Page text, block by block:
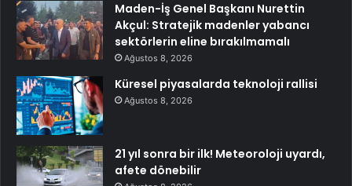
Maden-İş Genel Başkanı Nurettin
Akçul: Stratejik madenler yabancı
sektörlerin eline bırakılmamalı
Ağustos 8, 2026
Küresel piyasalarda teknoloji rallisi
Ağustos 8, 2026
21 yıl sonra bir ilk! Meteoroloji uyardı,
afete dönebilir